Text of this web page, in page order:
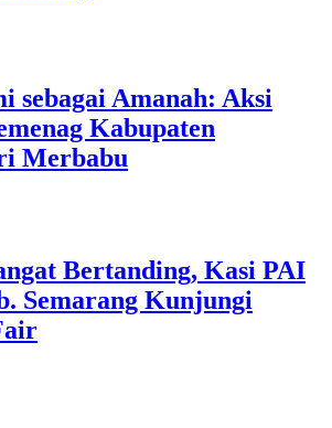
sebagai Amanah: Aksi
Kabupaten
Merbabu
Bertanding, Kasi PAI
Semarang Kunjungi